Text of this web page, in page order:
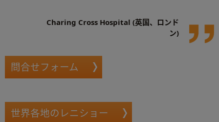
Charing Cross Hospital (英国、ロンド
ン)
問合せフォーム
世界各地のレニショー